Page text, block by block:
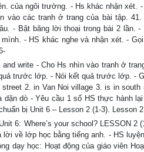
của ngôi trường. - Hs khác nhận xét.
vào các tranh ở trang của bài tập.
- Bật băng lời thoại trong bài 2
- HS khác nghe và nhận xét. -
write - Cho Hs nhìn vào tranh ở
trước lớp. - Nói kết quả trước lớp. -
2. in Van Noi village 3. is in
dò - Yêu cầu 1 số HS thực hành
bị Unit 6 – Lesson 2 (1-3). Lesson
6: Where’s your school? LESSON
về lớp học bằng tiếng anh. - HS
dạy học: Hoạt động của giáo viên